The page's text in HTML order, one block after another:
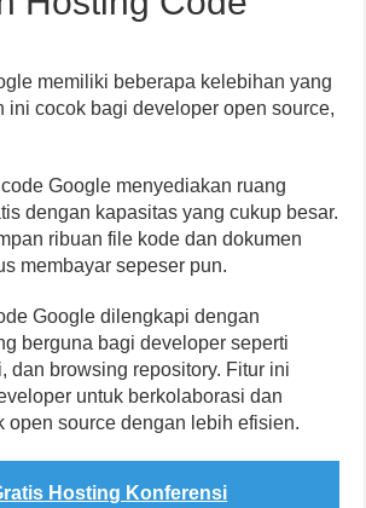
memiliki beberapa kelebihan yang
ini cocok bagi developer open source,
Google menyediakan ruang
dengan kapasitas yang cukup besar.
ribuan file kode dan dokumen
membayar sepeser pun.
Google dilengkapi dengan
berguna bagi developer seperti
dan browsing repository. Fitur ini
untuk berkolaborasi dan
open source dengan lebih efisien.
Hosting Konferensi